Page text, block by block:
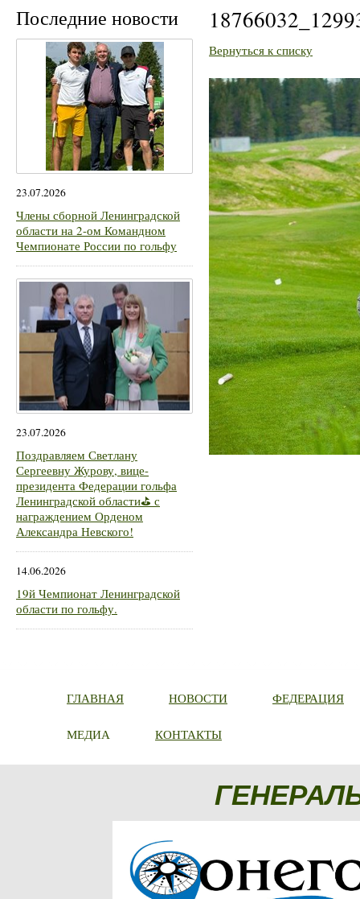
Последние новости
23.07.2026
Члены сборной Ленинградской
области на 2-ом Командном
Чемпионате России по гольфу
23.07.2026
Поздравляем Светлану
Сергеевну Журову, вице-
президента Федерации гольфа
Ленинградской области⛳ с
награждением Орденом
Александра Невского!
14.06.2026
19й Чемпионат Ленинградской
области по гольфу.
Вернуться к списку
ГЛАВНАЯ НОВОСТИ ФЕДЕРАЦИЯ
МЕДИА КОНТАКТЫ